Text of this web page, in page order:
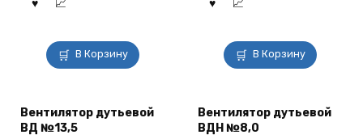
В Корзину
Вентилятор дутьевой
ВД №13,5
В Корзину
Вентилятор дутьевой
ВДН №8,0